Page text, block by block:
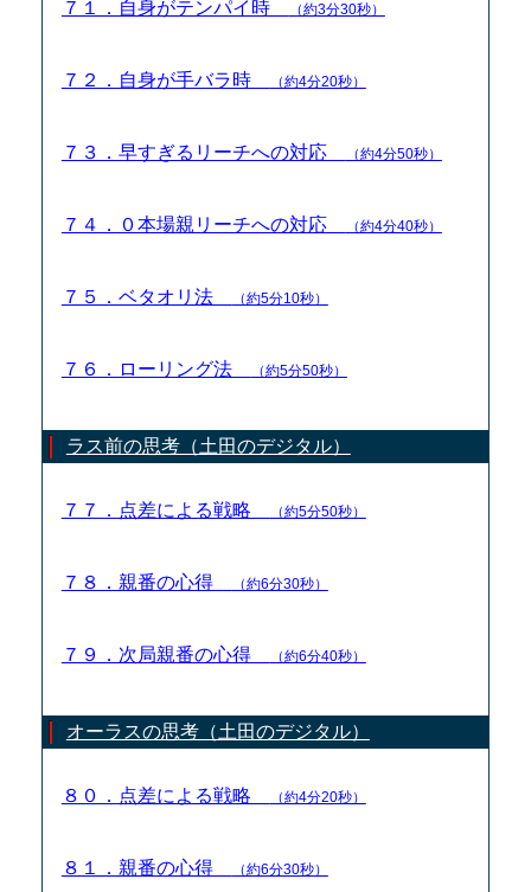
７１．自身がテンパイ時 （約3分30秒）
７２．自身が手バラ時 （約4分20秒）
７３．早すぎるリーチへの対応 （約4分50秒）
７４．０本場親リーチへの対応 （約4分40秒）
７５．ベタオリ法 （約5分10秒）
７６．ローリング法 （約5分50秒）
ラス前の思考（土田のデジタル）
７７．点差による戦略 （約5分50秒）
７８．親番の心得 （約6分30秒）
７９．次局親番の心得 （約6分40秒）
オーラスの思考（土田のデジタル）
８０．点差による戦略 （約4分20秒）
８１．親番の心得 （約6分30秒）